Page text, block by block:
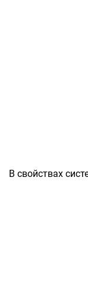
В свойствах